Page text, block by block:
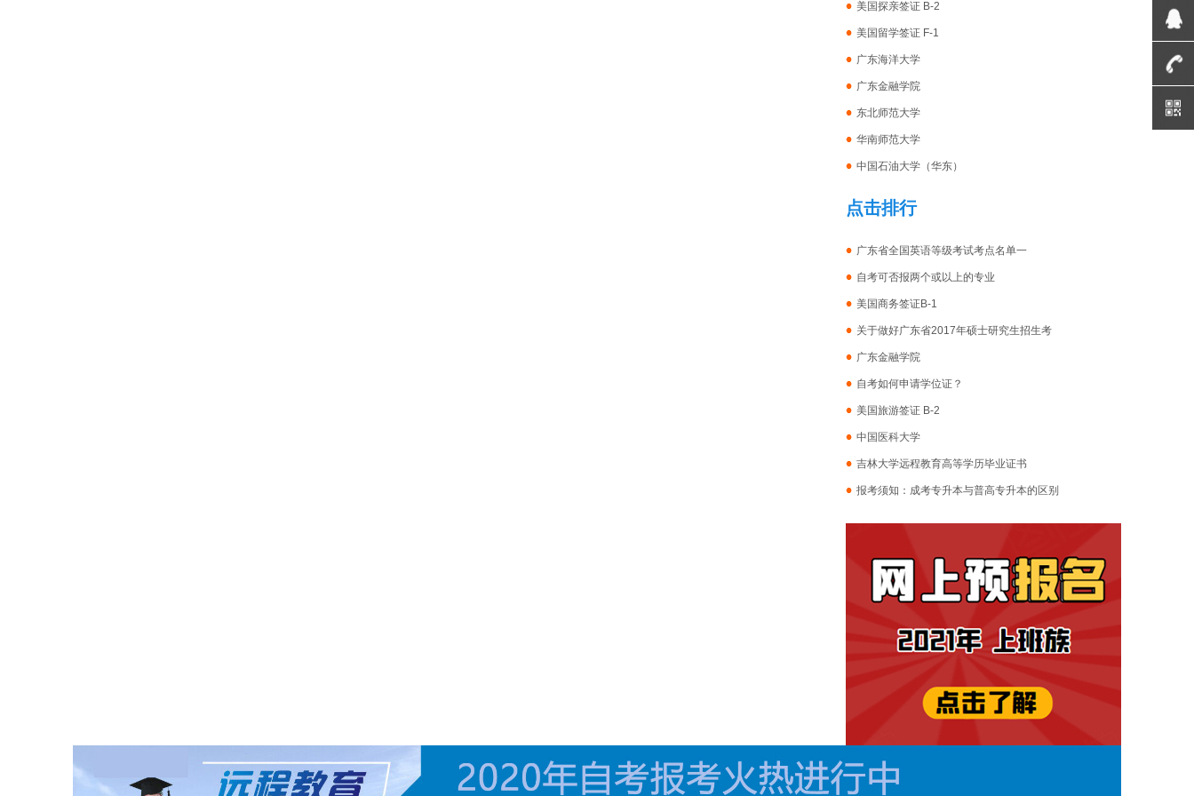
美国探亲签证 B-2
美国留学签证 F-1
广东海洋大学
广东金融学院
东北师范大学
华南师范大学
中国石油大学（华东）
点击排行
广东省全国英语等级考试考点名单一
自考可否报两个或以上的专业
美国商务签证B-1
关于做好广东省2017年硕士研究生招生考
广东金融学院
自考如何申请学位证？
美国旅游签证 B-2
中国医科大学
吉林大学远程教育高等学历毕业证书
报考须知：成考专升本与普高专升本的区别